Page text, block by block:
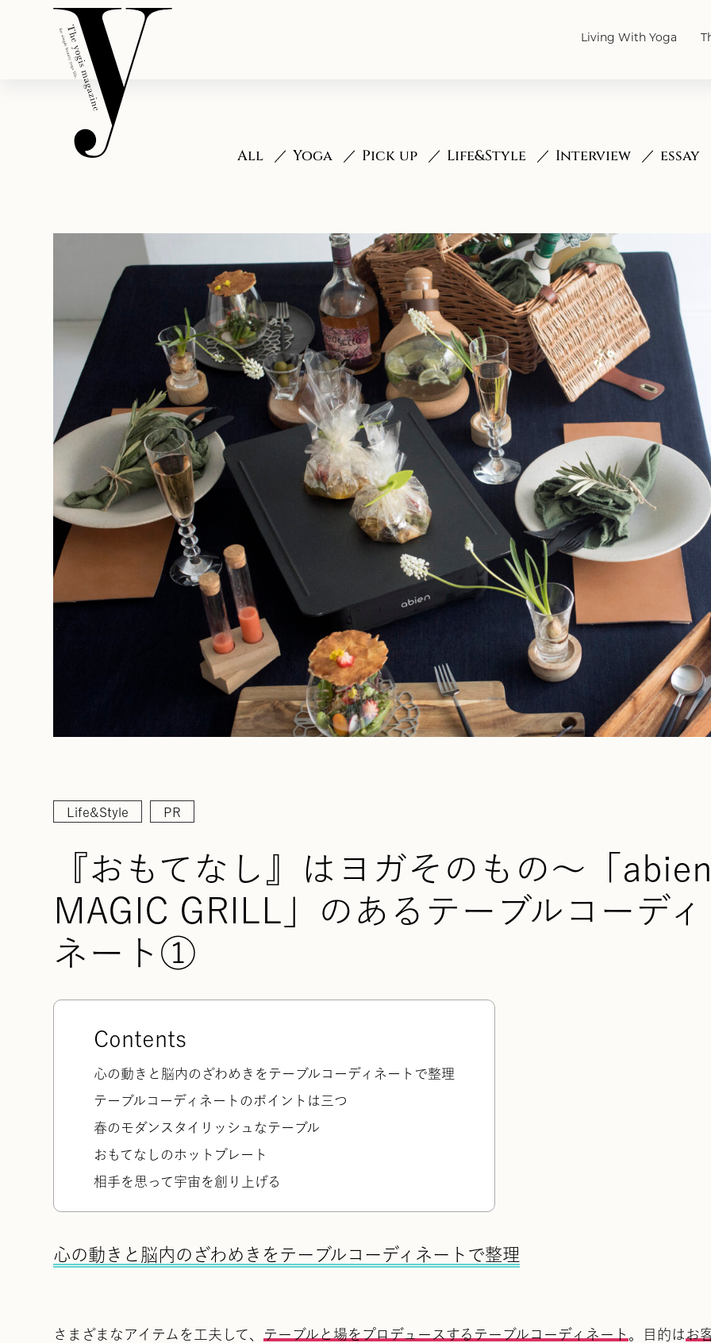
Living With Yoga
All Yoga Pick up Life&Style Interview essay
Life&Style PR
『おもてなし』はヨガそのもの〜「
MAGIC GRILL」のあるテーブルコーディ
ネート①
Contents
心の動きと脳内のざわめきをテーブルコーディネートで整理
テーブルコーディネートのポイントは三つ
春のモダンスタイリッシュなテーブル
おもてなしのホットプレート
相手を思って宇宙を創り上げる
心の動きと脳内のざわめきをテーブルコーディネートで整理
さまざまなアイテムを工夫して、 テーブルと場をプロデュースするテーブルコーディネート 。目的は お